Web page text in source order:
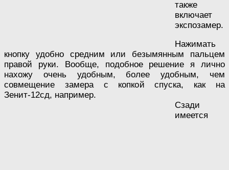
также
включает
экспозамер.
Нажимать
кнопку удобно средним или безымянным пальцем
правой руки. Вообще, подобное решение я лично
нахожу очень удобным, более удобным, чем
совмещение замера с копкой спуска, как на
Зенит-12сд, например.
Сзади
имеется